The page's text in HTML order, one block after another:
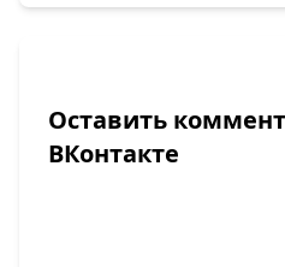
Оставить
ВКонтакте